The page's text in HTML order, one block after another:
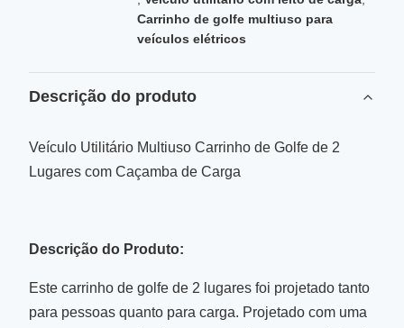
Carrinho de golfe multiuso para
veículos elétricos
Descrição do produto
Veículo Utilitário Multiuso Carrinho de Golfe de 2
Lugares com Caçamba de Carga
Descrição do Produto:
Este carrinho de golfe de 2 lugares foi projetado tanto
para pessoas quanto para carga. Projetado com uma